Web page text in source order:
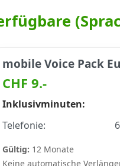
mobile Voice Pack
CHF 9.-
Inklusivminuten:
Telefonie:
Gültig: 12 Monate
Keine automatische